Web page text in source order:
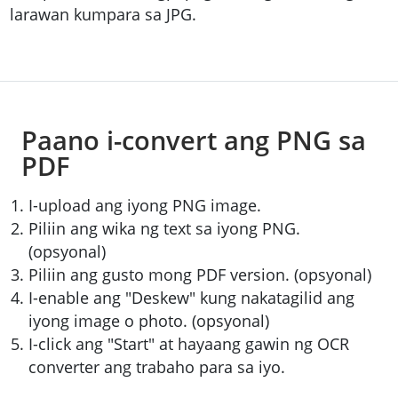
larawan kumpara sa JPG.
Paano i-convert ang PNG sa
PDF
I-upload ang iyong PNG image.
Piliin ang wika ng text sa iyong PNG.
(opsyonal)
Piliin ang gusto mong PDF version. (opsyonal)
I-enable ang "Deskew" kung nakatagilid ang
iyong image o photo. (opsyonal)
I-click ang "Start" at hayaang gawin ng OCR
converter ang trabaho para sa iyo.